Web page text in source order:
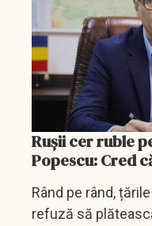
Rușii cer ruble
Popescu: Cred
Rând pe rând,
refuză să